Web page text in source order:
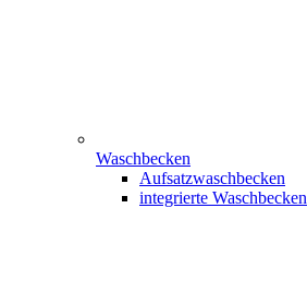
Waschbecken
Aufsatzwaschbecken
integrierte Waschbecken